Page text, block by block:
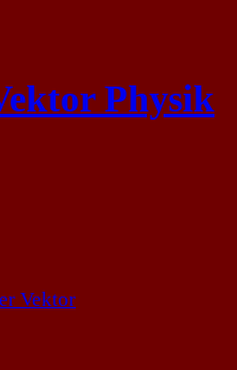
Physik
Vektor